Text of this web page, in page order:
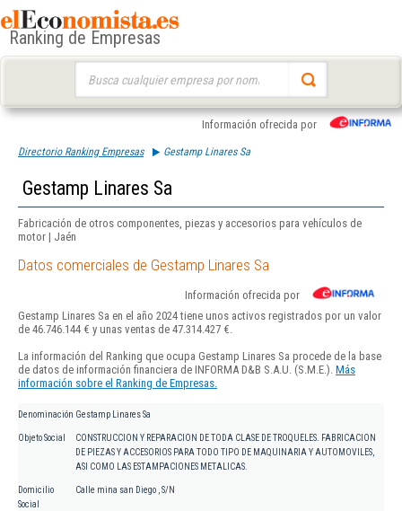
Ranking de Empresas
Información ofrecida por
Directorio Ranking Empresas Gestamp Linares Sa
Gestamp Linares Sa
Fabricación de otros componentes, piezas y accesorios para vehículos de
motor | Jaén
Datos comerciales de Gestamp Linares Sa
Información ofrecida por
Gestamp Linares Sa en el año 2024 tiene unos activos registrados por un valor
de 46.746.144 € y unas ventas de 47.314.427 €.
La información del Ranking que ocupa Gestamp Linares Sa procede de la base
de datos de información financiera de INFORMA D&B S.A.U. (S.M.E.). Más
información sobre el Ranking de Empresas.
Denominación Gestamp Linares Sa
Objeto Social
CONSTRUCCION Y REPARACION DE TODA CLASE DE TROQUELES. FABRICACION
DE PIEZAS Y ACCESORIOS PARA TODO TIPO DE MAQUINARIA Y AUTOMOVILES,
ASI COMO LAS ESTAMPACIONES METALICAS.
Domicilio
Social
Calle mina san Diego , S/N